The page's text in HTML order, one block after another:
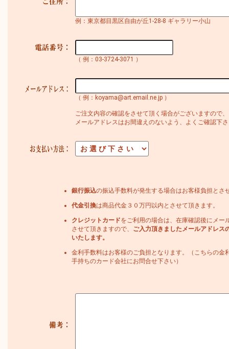
例：東京都目黒区自由が丘1-28-8 ギャラリー小山
（ 例：03-3724-3071 ）
（ 例：koyama@art.email.ne.jp ）
ご注文内容の確認をさせて頂く場合がございますので、
メールアドレスはお間違えのないよう、よくご確認下
銀行振込の振込手数料が発生する場合はお客様負担とさ
代金引換は商品代金３０万円以内とさせて頂きます。
クレジットカードをご利用の場合は、在庫確認後にメー
させて頂きますので、
ご入力頂きましたメールアドレス
いたします。
金利手数料はお客様のご負担となります。（こちらの金
手持ちのカード会社にお問合せ下さい）